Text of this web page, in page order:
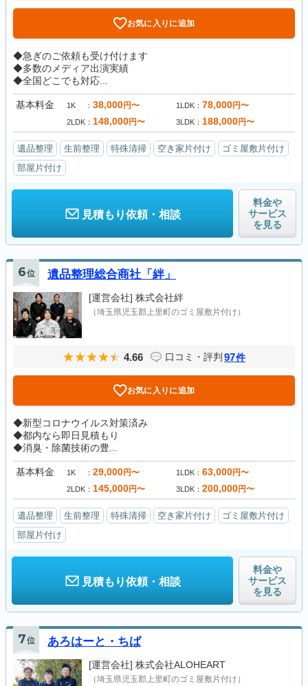
お気に入りに追加
◆急ぎのご依頼も受け付けます
◆多数のメディア出演実績
◆全国どこでも対応...
基本料金 1K 38,000円〜 1LDK 78,000円〜
2LDK 148,000円〜 3LDK 188,000円〜
遺品整理 生前整理 特殊清掃 空き家片付け
ゴミ屋敷片付け
部屋片付け
見積もり依頼・相談
料金や
サービス
を見る
6位 遺品整理総合商社「絆」
[運営会社] 株式会社絆
（埼玉県児玉郡上里町のゴミ屋敷片付け）
4.66 口コミ・評判 97件
お気に入りに追加
◆新型コロナウイルス対策済み
◆都内なら即日見積もり
◆消臭・除菌技術の豊...
基本料金 1K 29,000円〜 1LDK 63,000円〜
2LDK 145,000円〜 3LDK 200,000円〜
遺品整理 生前整理 特殊清掃 空き家片付け
ゴミ屋敷片付け
部屋片付け
見積もり依頼・相談
料金や
サービス
を見る
7位 あろはーと・ちば
[運営会社] 株式会社ALOHEART
（埼玉県児玉郡上里町のゴミ屋敷片付け）